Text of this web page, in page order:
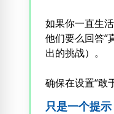
如果你一直生
他们要么回答“
出的挑战）。
确保在设置“敢
只是一个提示